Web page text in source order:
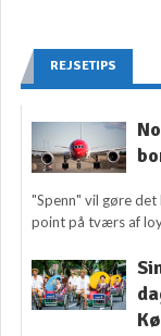
REJSETIPS
"Spenn" vil gøre
point på tværs af